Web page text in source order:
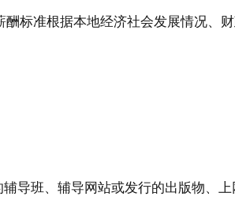
准根据本地经济社会发展情况、
班、辅导网站或发行的出版物、